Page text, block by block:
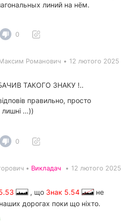
линий на нём.
0
Романович • 12 лютого 2025
ТАКОГО ЗНАКУ !..
правильно, просто
...))
0
• Викладач • 12 лютого 2025
, що Знак 5.54
не
дорогах поки що ніхто.